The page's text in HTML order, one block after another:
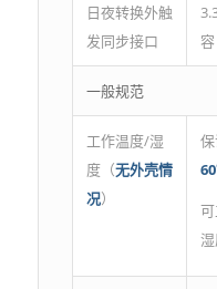
日夜转换外触
发同步接口
容
一般规范
工作温度/湿
度（无外壳情
况）
保
可